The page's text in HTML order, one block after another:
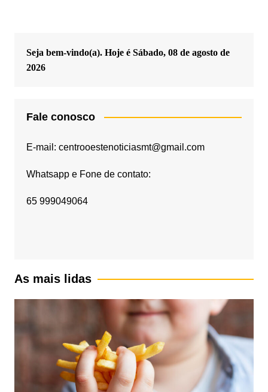
Seja bem-vindo(a). Hoje é Sábado, 08 de agosto de
2026
Fale conosco
E-mail: centrooestenoticiasmt@gmail.com
Whatsapp e Fone de contato:
65 999049064
As mais lidas